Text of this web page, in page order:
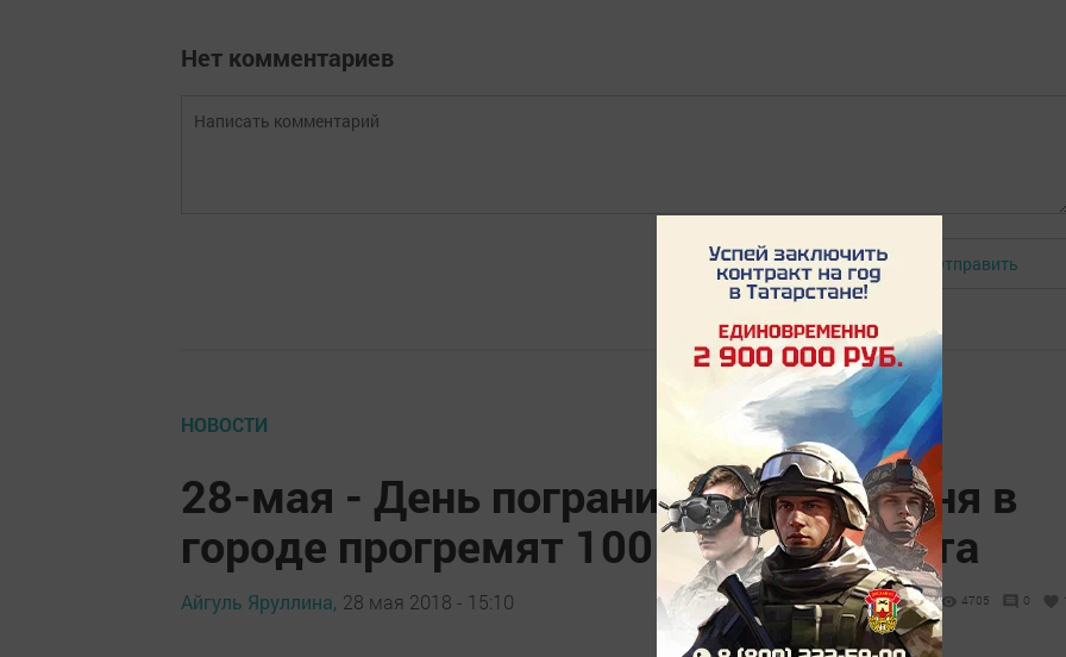
Нет комментариев
Авторизоваться Отправить
НОВОСТИ
28-мая - День пограничника. Сегодня в
городе прогремят 100 залпов салюта
Айгуль Яруллина, 28 мая 2018 - 15:10 4705 0